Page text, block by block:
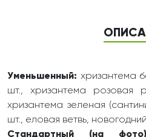
Уменьшенный: хризантема
шт., хризантема розовая
хризантема зеленая
шт., еловая ветвь,
Стандартный (на